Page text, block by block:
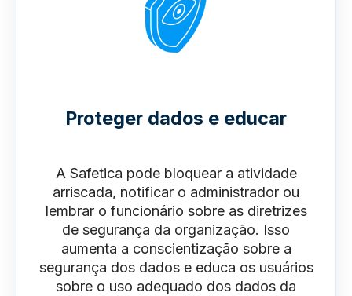
Proteger dados e educar
A Safetica pode bloquear a atividade
arriscada, notificar o administrador ou
lembrar o funcionário sobre as diretrizes
de segurança da organização. Isso
aumenta a conscientização sobre a
segurança dos dados e educa os usuários
sobre o uso adequado dos dados da